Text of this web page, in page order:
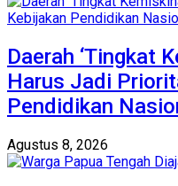
Daerah ‘Tingkat
Harus Jadi
Pendidikan
Agustus 8, 2026